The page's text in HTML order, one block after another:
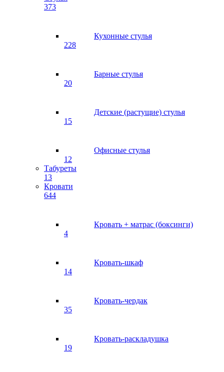
373
Кухонные стулья
228
Барные стулья
20
Детские (растущие) стулья
15
Офисные стулья
12
Табуреты
13
Кровати
644
Кровать + матрас (боксинги)
4
Кровать-шкаф
14
Кровать-чердак
35
Кровать-раскладушка
19